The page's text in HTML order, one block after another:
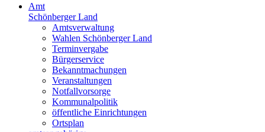
Amt
Schönberger Land
Amtsverwaltung
Wahlen Schönberger Land
Terminvergabe
Bürgerservice
Bekanntmachungen
Veranstaltungen
Notfallvorsorge
Kommunalpolitik
öffentliche Einrichtungen
Ortsplan